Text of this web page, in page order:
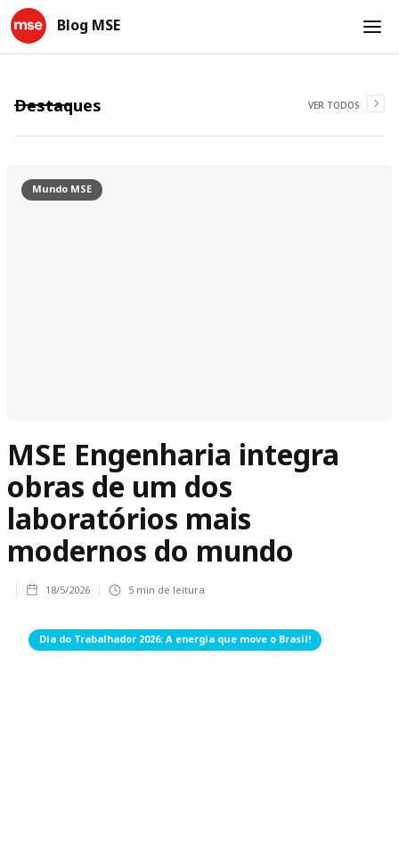
Blog MSE
Destaques VER TODOS
Mundo MSE
MSE Engenharia integra
obras de um dos
laboratórios mais
modernos do mundo
18/5/2026 5 min de leitura
Dia do Trabalhador 2026: A energia que move o Brasil!